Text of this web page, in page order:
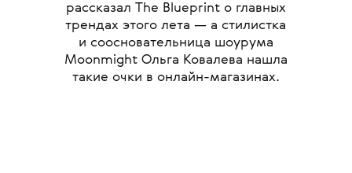
рассказал The Blueprint о главных
трендах этого лета — а стилистка
и соосновательница шоурума
Moonmight Ольга Ковалева нашла
такие очки в онлайн-магазинах.